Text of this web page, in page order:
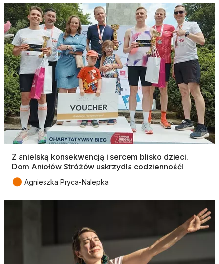
Z anielską konsekwencją i sercem blisko dzieci.
Dom Aniołów Stróżów uskrzydla codzienność!
● Agnieszka Pryca-Nalepka